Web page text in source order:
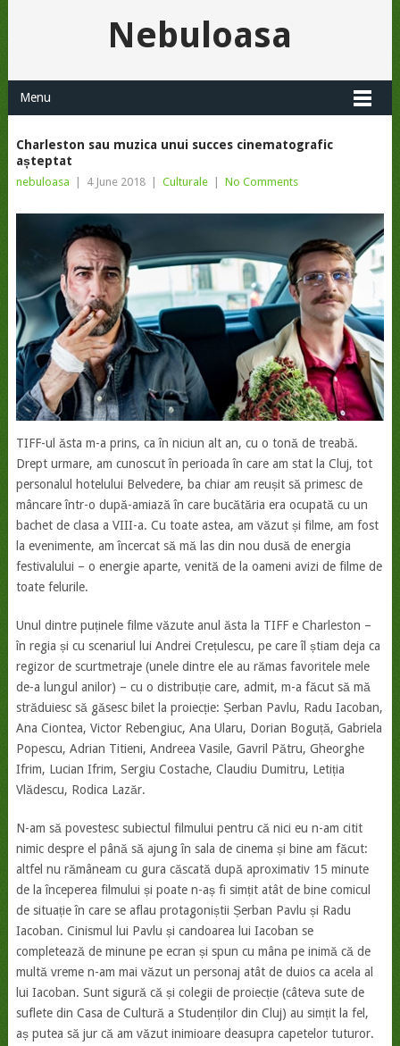
Nebuloasa
Menu
Charleston sau muzica unui succes cinematografic
așteptat
nebuloasa 4 June 2018 Culturale No Comments
TIFF-ul ăsta m-a prins, ca în niciun alt an, cu o tonă de treabă.
Drept urmare, am cunoscut în perioada în care am stat la Cluj, tot
personalul hotelului Belvedere, ba chiar am reușit să primesc de
mâncare într-o după-amiază în care bucătăria era ocupată cu un
bachet de clasa a VIII-a. Cu toate astea, am văzut și filme, am fost
la evenimente, am încercat să mă las din nou dusă de energia
festivalului – o energie aparte, venită de la oameni avizi de filme de
toate felurile.
Unul dintre puținele filme văzute anul ăsta la TIFF e Charleston –
în regia și cu scenariul lui Andrei Crețulescu, pe care îl știam deja ca
regizor de scurtmetraje (unele dintre ele au rămas favoritele mele
de-a lungul anilor) – cu o distribuție care, admit, m-a făcut să mă
străduiesc să găsesc bilet la proiecție: Șerban Pavlu, Radu Iacoban,
Ana Ciontea, Victor Rebengiuc, Ana Ularu, Dorian Boguță, Gabriela
Popescu, Adrian Titieni, Andreea Vasile, Gavril Pătru, Gheorghe
Ifrim, Lucian Ifrim, Sergiu Costache, Claudiu Dumitru, Letiția
Vlădescu, Rodica Lazăr.
N-am să povestesc subiectul filmului pentru că nici eu n-am citit
nimic despre el până să ajung în sala de cinema și bine am făcut:
altfel nu rămâneam cu gura căscată după aproximativ 15 minute
de la începerea filmului și poate n-aș fi simțit atât de bine comicul
de situație în care se aflau protagoniștii Șerban Pavlu și Radu
Iacoban. Cinismul lui Pavlu și candoarea lui Iacoban se
completează de minune pe ecran și spun cu mâna pe inimă că de
multă vreme n-am mai văzut un personaj atât de duios ca acela al
lui Iacoban. Sunt sigură că și colegii de proiecție (câteva sute de
suflete din Casa de Cultură a Studenților din Cluj) au simțit la fel,
aș putea să jur că am văzut inimioare deasupra capetelor tuturor.